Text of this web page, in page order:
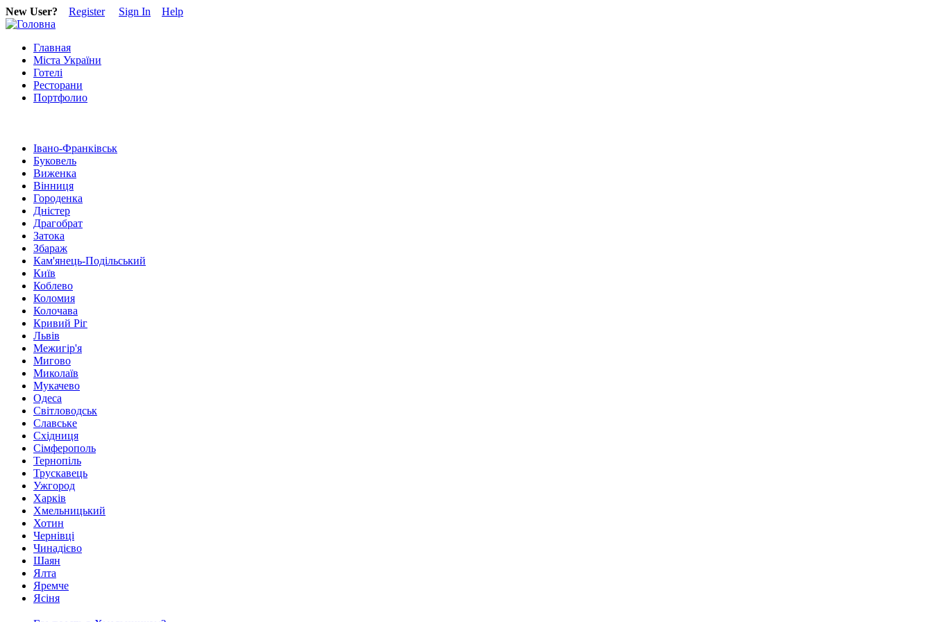
New User? Register Sign In Help
Главная
Міста України
Готелі
Ресторани
Портфолио
Івано-Франківськ
Буковель
Виженка
Вінниця
Городенка
Дністер
Драгобрат
Затока
Збараж
Кам'янець-Подільський
Київ
Коблево
Коломия
Колочава
Кривий Ріг
Львів
Межигір'я
Мигово
Миколаїв
Мукачево
Одеса
Світловодськ
Славське
Східниця
Сімферополь
Тернопіль
Трускавець
Ужгород
Харків
Хмельницький
Хотин
Чернівці
Чинадієво
Шаян
Ялта
Яремче
Ясіня